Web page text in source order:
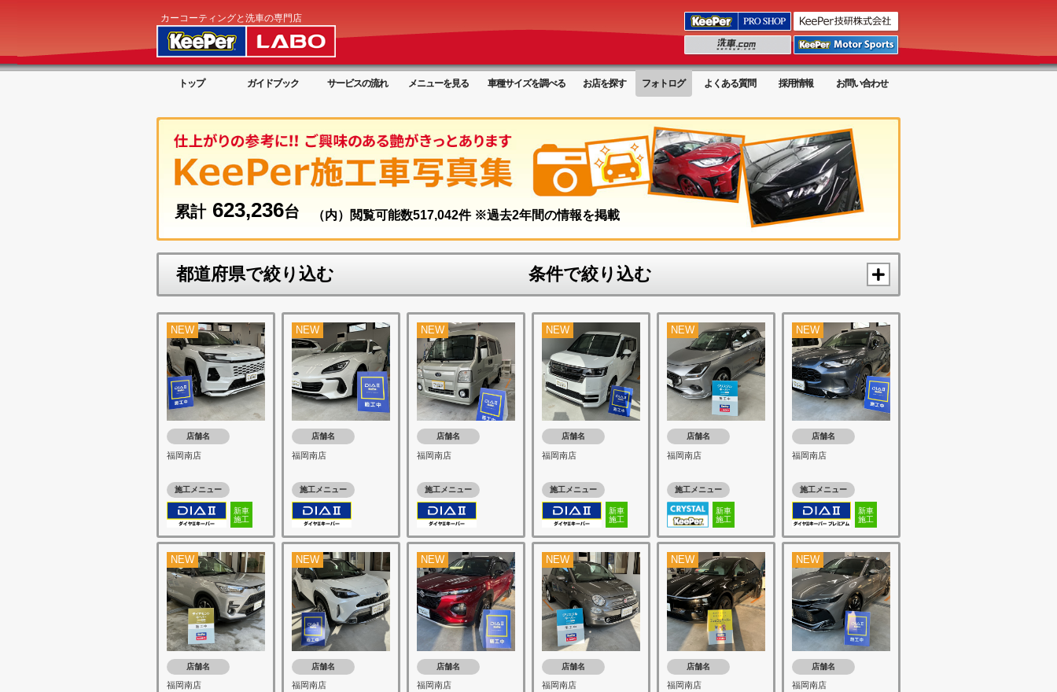
カーコーティングと洗車の専門店
トップ ガイドブック サービスの流れ メニューを見る 車種サイズを調べる お店を探す フォトログ よくある質問 採用情報 お問い合わせ
累計 623,236台 （内）閲覧可能数517,042件 ※過去2年間の情報を掲載
都道府県で絞り込む 条件で絞り込む
NEW
店舗名
福岡南店
施工メニュー
新車
施工
NEW
店舗名
福岡南店
施工メニュー
NEW
店舗名
福岡南店
施工メニュー
NEW
店舗名
福岡南店
施工メニュー
新車
施工
NEW
店舗名
福岡南店
施工メニュー
新車
施工
NEW
店舗名
福岡南店
施工メニュー
新車
施工
NEW
店舗名
福岡南店
NEW
店舗名
福岡南店
NEW
店舗名
福岡南店
NEW
店舗名
福岡南店
NEW
店舗名
福岡南店
NEW
店舗名
福岡南店